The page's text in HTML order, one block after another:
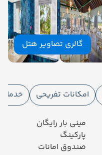
گالری تصاویر هتل
امکانات تفریحی خدمات
مینی بار رایگان
پارکینگ
صندوق امانات